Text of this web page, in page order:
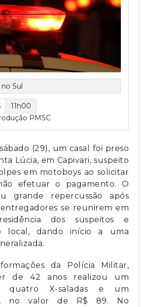
Sul
11h00
PMSC
(29), um casal foi preso
Lúcia, em Capivari, suspeito
em motoboys ao solicitar
efetuar o pagamento. O
grande repercussão após
se reunirem em
dos suspeitos e
local, dando início a uma
da Polícia Militar,
de 42 anos realizou um
quatro X-saladas e um
no valor de R$ 89. No